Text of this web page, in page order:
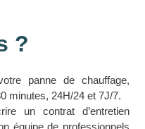
?
panne de chauffage,
minutes, 24H/24 et 7J/7.
un contrat d’entretien
équipe de professionnels